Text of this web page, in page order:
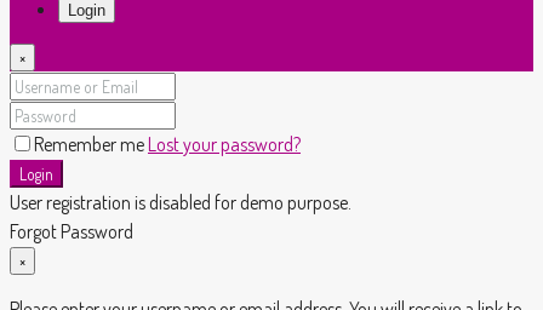
Login
×
Remember meLost your password?
Login
User registration is disabled for demo purpose.
Forgot Password
×